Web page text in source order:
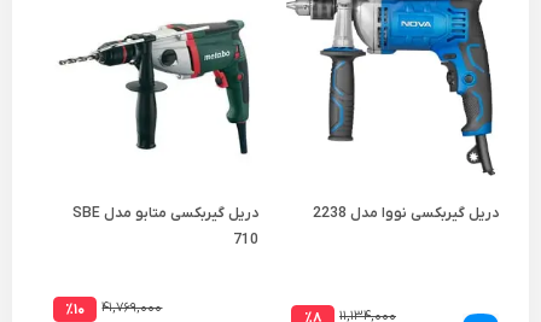
دریل گیربکسی نووا مدل 2238
۱۱,۱۳۴,۰۰۰
دریل گیربکسی متابو مدل SBE
710
۴۱,۷۶۹,۰۰۰ ٪۱۰